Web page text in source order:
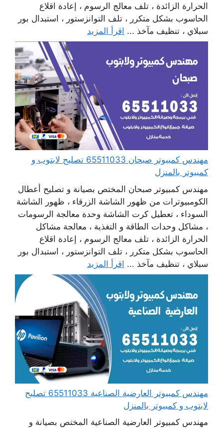
الحرارة الزائدة ، تلف معالج الرسوم ، إعادة اقلاع
الحاسوب بشكل متكرر ، تلف التوانزستور ، استبدال بور
سبلاي ، تنظيف مآخذ ... اقرأ المزيد
مهندس كمبيوتر صبحان 65511033 تصليح لابتوب و
كمبيوتر بالمنزل
مهندس كمبيوتر صبحان المختص بصيانة و تصليح أعطال
الكومبيوترات من ظهور الشاشة الزرقاء ، ظهور الشاشة
السوداء ، تعطيل كرت الشاشة وحدة معالجة الرسومات
، مشاكل وحدات الطاقة و التغذية ، معالجة مشاكل
الحرارة الزائدة ، تلف معالج الرسوم ، إعادة اقلاع
الحاسوب بشكل متكرر ، تلف التوانزستور ، استبدال بور
سبلاي ، تنظيف مآخذ ... اقرأ المزيد
مهندس كمبيوتر العارضية الصناعية 65511033 تصليح
لابتوب و كمبيوتر بالمنزل
مهندس كمبيوتر العارضية الصناعية المختص بصيانة و